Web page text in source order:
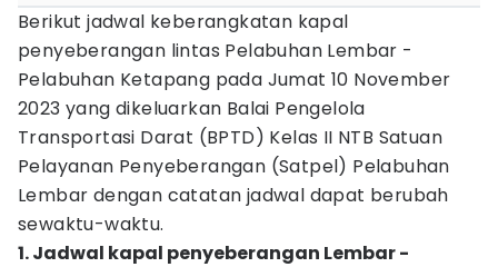
Berikut jadwal keberangkatan kapal
penyeberangan lintas Pelabuhan Lembar -
Pelabuhan Ketapang pada Jumat 10 November
2023 yang dikeluarkan Balai Pengelola
Transportasi Darat (BPTD) Kelas II NTB Satuan
Pelayanan Penyeberangan (Satpel) Pelabuhan
Lembar dengan catatan jadwal dapat berubah
sewaktu-waktu.
1. Jadwal kapal penyeberangan Lembar -